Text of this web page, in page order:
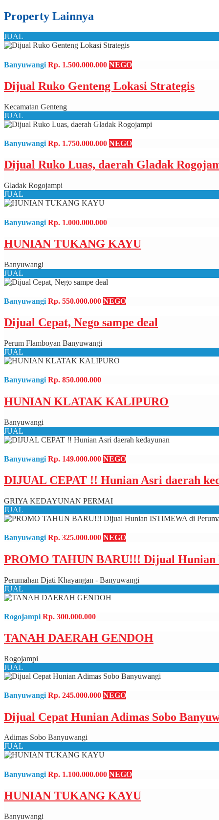
Property Lainnya
JUAL
Banyuwangi Rp. 1.500.000.000 NEGO
Dijual Ruko Genteng Lokasi Strategis
Kecamatan Genteng
JUAL
Banyuwangi Rp. 1.750.000.000 NEGO
Dijual Ruko Luas, daerah Gladak
Gladak Rogojampi
JUAL
Banyuwangi Rp. 1.000.000.000
HUNIAN TUKANG KAYU
Banyuwangi
JUAL
Banyuwangi Rp. 550.000.000 NEGO
Dijual Cepat, Nego sampe deal
Perum Flamboyan Banyuwangi
JUAL
BanyuwangiRp. 850.000.000
HUNIAN KLATAK KALIPURO
Banyuwangi
JUAL
Banyuwangi Rp. 149.000.000 NEGO
DIJUAL CEPAT !! Hunian Asri daerah
GRIYA KEDAYUNAN PERMAI
JUAL
Banyuwangi Rp. 325.000.000 NEGO
PROMO TAHUN BARU!!! Dijual
Perumahan Djati Khayangan - Banyuwangi
JUAL
Rogojampi Rp. 300.000.000
TANAH DAERAH GENDOH
Rogojampi
JUAL
Banyuwangi Rp. 245.000.000 NEGO
Dijual Cepat Hunian Adimas Sobo
Adimas Sobo Banyuwangi
JUAL
Banyuwangi Rp. 1.100.000.000 NEGO
HUNIAN TUKANG KAYU
Banyuwangi